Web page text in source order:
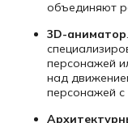
объединяют
3D-аниматор
персонажей
над
персонажей с